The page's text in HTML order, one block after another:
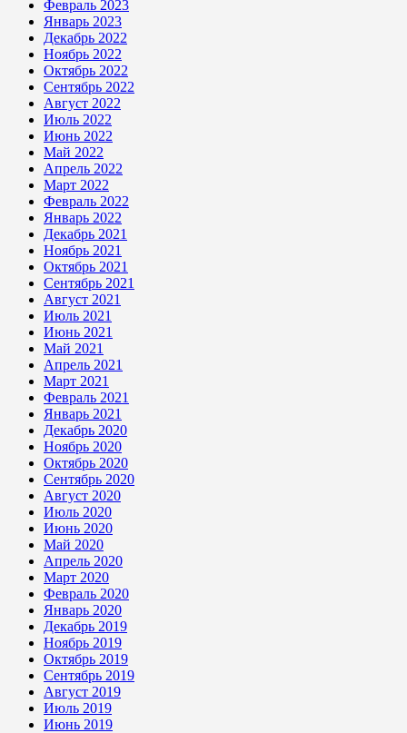
Февраль 2023
Январь 2023
Декабрь 2022
Ноябрь 2022
Октябрь 2022
Сентябрь 2022
Август 2022
Июль 2022
Июнь 2022
Май 2022
Апрель 2022
Март 2022
Февраль 2022
Январь 2022
Декабрь 2021
Ноябрь 2021
Октябрь 2021
Сентябрь 2021
Август 2021
Июль 2021
Июнь 2021
Май 2021
Апрель 2021
Март 2021
Февраль 2021
Январь 2021
Декабрь 2020
Ноябрь 2020
Октябрь 2020
Сентябрь 2020
Август 2020
Июль 2020
Июнь 2020
Май 2020
Апрель 2020
Март 2020
Февраль 2020
Январь 2020
Декабрь 2019
Ноябрь 2019
Октябрь 2019
Сентябрь 2019
Август 2019
Июль 2019
Июнь 2019